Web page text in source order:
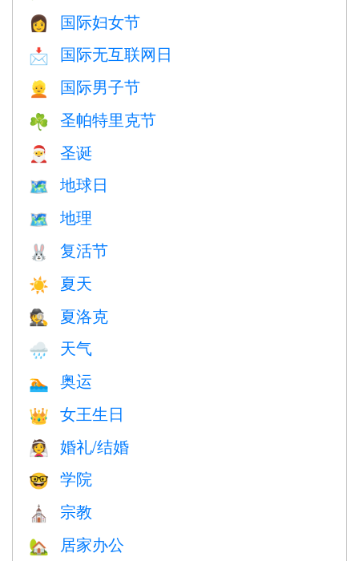
👩
国际妇女节
📩 国际无互联网日
👱 国际男子节
☘️ 圣帕特里克节
🎅 圣诞
🗺️ 地球日
🗺 地理
🐰 复活节
☀️ 夏天
🕵️ 夏洛克
🌧 天气
🏊 奥运
👑 女王生日
👰 婚礼/结婚
🤓 学院
⛪️ 宗教
🏡 居家办公